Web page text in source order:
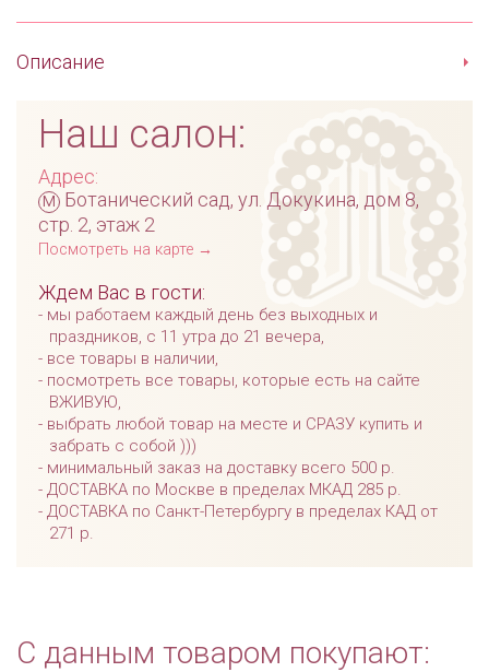
Описание
Наш салон:
Адрес:
м Ботанический сад, ул. Докукина, дом 8,
стр. 2, этаж 2
Посмотреть на карте →
Ждем Вас в гости:
мы работаем каждый день без выходных и
праздников, с 11 утра до 21 вечера,
все товары в наличии,
посмотреть все товары, которые есть на сайте
ВЖИВУЮ,
выбрать любой товар на месте и СРАЗУ купить и
забрать с собой )))
минимальный заказ на доставку всего 500 р.
ДОСТАВКА по Москве в пределах МКАД 285 р.
ДОСТАВКА по Санкт-Петербургу в пределах КАД от
271 р.
С данным товаром покупают: